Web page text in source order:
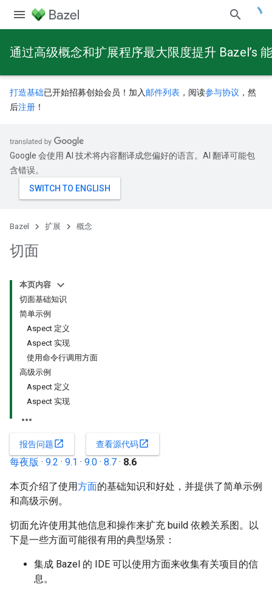
通过高级概念和扩展程序最大限度提升 Bazel’s
打造基础已开始招募创始会员！加入 邮件列表 ，阅读参与协议 ，然
后注册 ！
Google 会使用 AI 技术将内容翻译成您偏好的语言。AI 翻译可能包
含错误。
Bazel 扩展 概念
切面
本页内容
切面基础知识
简单示例
Aspect 定义
Aspect 实现
使用命令行调用方面
高级示例
Aspect 定义
Aspect 实现
报告问题open_in_new 查看源代码open_in_new
每夜版 · 9.2 · 9.1 · 9.0 · 8.7 · 8.6
本页介绍了使用方面的基础知识和好处，并提供了简单示例
和高级示例。
切面允许使用其他信息和操作来扩充 build 依赖关系图。以
下是一些方面可能很有用的典型场景：
集成 Bazel 的 IDE 可以使用方面来收集有关项目的信
息。